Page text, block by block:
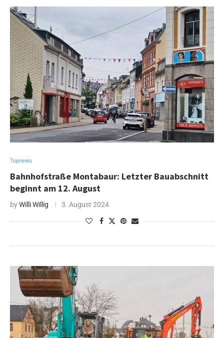
Topnews
Bahnhofstraße Montabaur: Letzter Bauabschnitt
beginnt am 12. August
byWilli Willig 3. August 2024